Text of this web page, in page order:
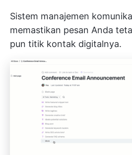
Sistem manajemen
memastikan pesan Anda
pun titik kontak digitalnya.